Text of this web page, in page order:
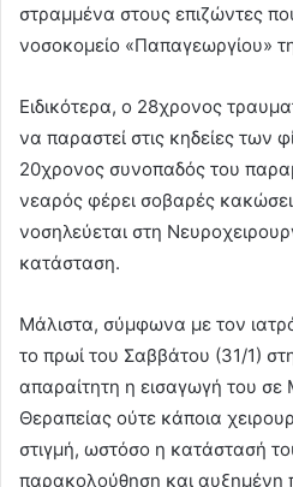
στραμμένα στους επιζώντες
νοσοκομείο «Παπαγεωργίου»
Ειδικότερα, ο 28χρονος
να παραστεί στις κηδείες των
20χρονος συνοπαδός του
νεαρός φέρει σοβαρές
νοσηλεύεται στη
κατάσταση.
Μάλιστα, σύμφωνα με τον
το πρωί του Σαββάτου (31/1)
απαραίτητη η εισαγωγή του σε
Θεραπείας ούτε κάποια
στιγμή, ωστόσο η κατάστασή
παρακολούθηση και αυξημένη